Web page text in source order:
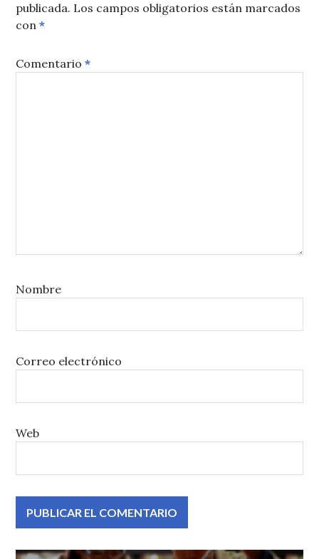
publicada. Los campos obligatorios están marcados
con*
Comentario*
Nombre
Correo electrónico
Web